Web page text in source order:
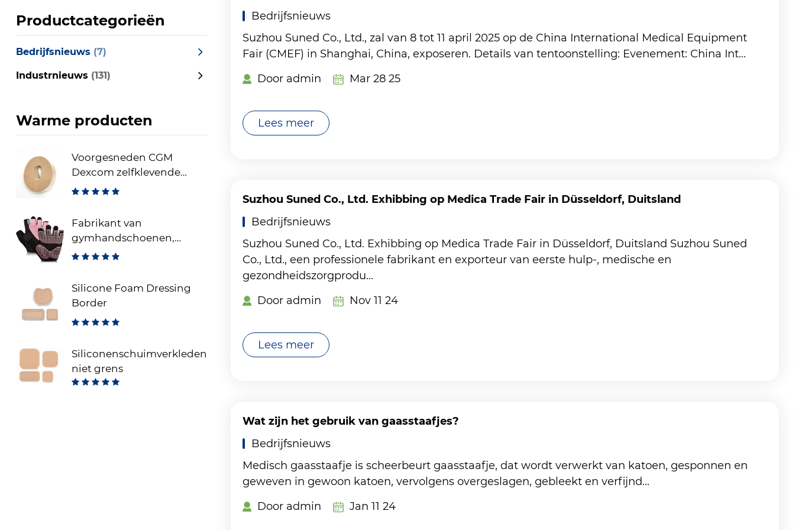
Productcategorieën
Bedrijfsnieuws (7)
Industrnieuws (131)
Warme producten
Voorgesneden CGM
Dexcom zelfklevende
pleisters bedekt met
fixatiepatches voor
sensoren
Fabrikant van
gymhandschoenen,
vingerloze
voor gewichtheffen,
ademende
voor training en sport
Silicone Foam Dressing
Border
Siliconenschuimverkleden
niet grens
Bedrijfsnieuws
Suzhou Suned Co., Ltd., zal van 8 tot 11 april 2025 op de China International Medical Equipment
Fair (CMEF) in Shanghai, China, exposeren. Details van tentoonstelling: Evenement: China Int...
Door admin
Mar 28 25
Lees meer
Suzhou Suned Co., Ltd. Exhibbing op Medica Trade Fair in Düsseldorf, Duitsland
Bedrijfsnieuws
Suzhou Suned Co., Ltd. Exhibbing op Medica Trade Fair in Düsseldorf, Duitsland Suzhou Suned
Co., Ltd., een professionele fabrikant en exporteur van eerste hulp-, medische en
gezondheidszorgprodu...
Door admin
Nov 11 24
Lees meer
Wat zijn het gebruik van gaasstaafjes?
Bedrijfsnieuws
Medisch gaasstaafje is scheerbeurt gaasstaafje, dat wordt verwerkt van katoen, gesponnen en
geweven in gewoon katoen, vervolgens overgeslagen, gebleekt en verfijnd...
Door admin
Jan 11 24